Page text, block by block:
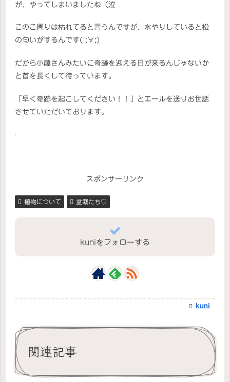
が、やってしまいましたね（泣
このこ周りは枯れてると言うんですが、水やりしていると松
の匂いがするんです( ;∀;)
だから小藤さんみたいに奇跡を迎える日が来るんじゃないか
と首を長くして待っています。
「早く奇跡を起こしてください！！」とエールを送りお世話
させていただいております。
スポンサーリンク
植物について 盆栽たち♡
kuniをフォローする
kuni
関連記事